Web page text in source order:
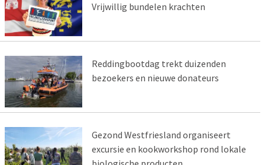
Vrijwillig bundelen krachten
Reddingbootdag trekt duizenden
bezoekers en nieuwe donateurs
Gezond Westfriesland organiseert
excursie en kookworkshop rond lokale